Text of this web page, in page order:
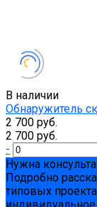
В наличии
Обнаружитель
2 700 руб.
2 700 руб.
-
Нужна
Подробно
типовых